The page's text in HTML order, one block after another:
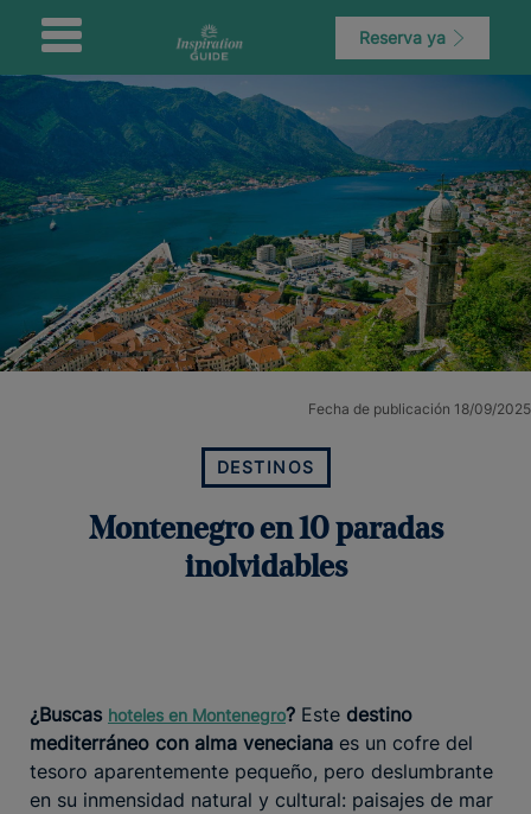
Reserva ya
Fecha de publicación 18/09/2025
DESTINOS
Montenegro en 10 paradas
inolvidables
¿Buscas hoteles en Montenegro? Este destino
mediterráneo con alma veneciana es un cofre del
tesoro aparentemente pequeño, pero deslumbrante
en su inmensidad natural y cultural: paisajes de mar